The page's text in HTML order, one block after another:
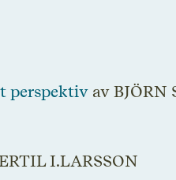
perspektiv av BJÖRN
I.LARSSON